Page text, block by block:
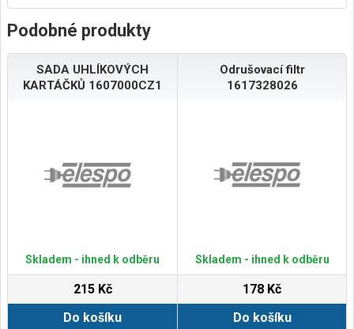
Podobné produkty
SADA UHLÍKOVÝCH
KARTÁČKŮ 1607000CZ1
Skladem - ihned k odběru
215 Kč
Do košíku
Odrušovací filtr
1617328026
Skladem - ihned k odběru
178 Kč
Do košíku